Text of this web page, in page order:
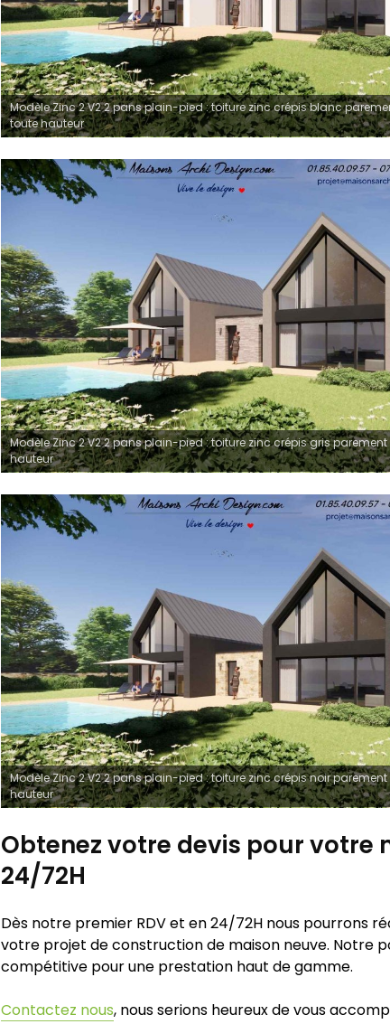
Modèle Zinc 2 V2 2 pans plain-pied : toiture zinc crépis blanc
toute hauteur
Modèle Zinc 2 V2 2 pans plain-pied : toiture zinc crépis gris
hauteur
Modèle Zinc 2 V2 2 pans plain-pied : toiture zinc crépis noir
hauteur
Obtenez votre devis pour votre
24/72H
Dès notre premier RDV et en 24/72H nous pourrons
votre projet de construction de maison neuve. Notre
compétitive pour une prestation haut de gamme.
Contactez nous, nous serions heureux de vous